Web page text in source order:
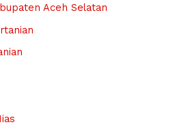
Aceh Selatan